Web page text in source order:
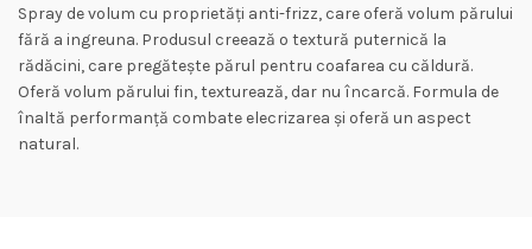
Spray de volum cu proprietăți anti-frizz, care oferă volum părului
fără a ingreuna. Produsul creează o textură puternică la
rădăcini, care pregătește părul pentru coafarea cu căldură.
Oferă volum părului fin, texturează, dar nu încarcă. Formula de
înaltă performanță combate elecrizarea și oferă un aspect
natural.